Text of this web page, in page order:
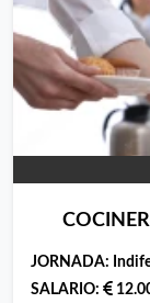
JORNADA:
SALARIO: